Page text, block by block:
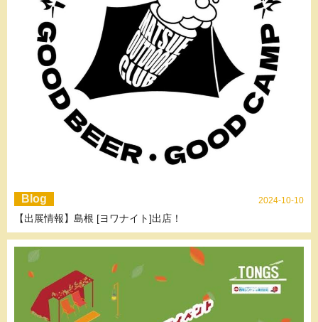
Blog 2024-10-10
【出展情報】島根 [ヨワナイト]出店！